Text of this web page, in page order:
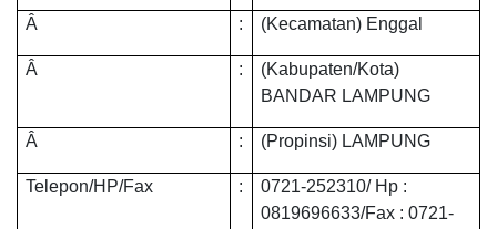
Â : (Kecamatan) Enggal
Â :
(Kabupaten/Kota)
BANDAR LAMPUNG
Â : (Propinsi) LAMPUNG
Telepon/HP/Fax :
0721-252310/ Hp :
0819696633/Fax : 0721-